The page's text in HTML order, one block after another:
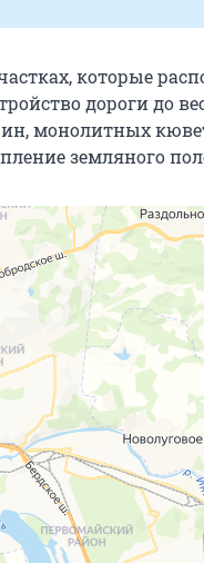
которые
дороги до
монолитных
земляного